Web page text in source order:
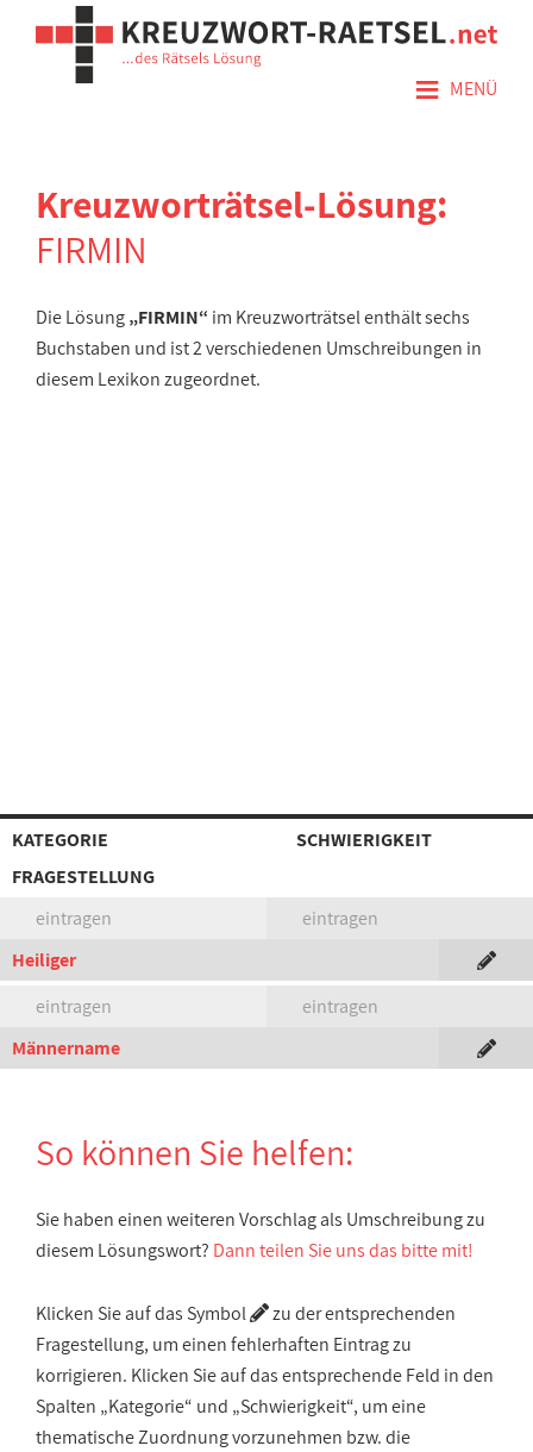
≡ MENÜ
Kreuzworträtsel-Lösung:
FIRMIN
Die Lösung„FIRMIN“ im Kreuzworträtsel enthält sechs
Buchstaben und ist 2 verschiedenen Umschreibungen in
diesem Lexikon zugeordnet.
KATEGORIE
SCHWIERIGKEIT
FRAGESTELLUNG
eintragen
eintragen
Heiliger
eintragen
eintragen
Männername
So können Sie helfen:
Sie haben einen weiteren Vorschlag als Umschreibung zu
diesem Lösungswort? Dann teilen Sie uns das bitte mit!
Klicken Sie auf das Symbol
zu der entsprechenden
Fragestellung, um einen fehlerhaften Eintrag zu
korrigieren. Klicken Sie auf das entsprechende Feld in den
Spalten „Kategorie“ und „Schwierigkeit“, um eine
thematische Zuordnung vorzunehmen bzw. die